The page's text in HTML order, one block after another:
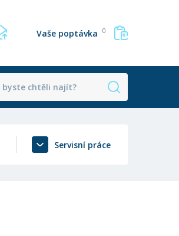
Vaše poptávka 0
Servisní práce